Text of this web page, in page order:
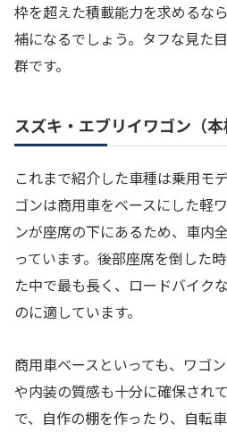
枠を超えた積載能力を求めるな
補になるでしょう。タフな見た
群です。
スズキ・エブリイワゴン（本
これまで紹介した車種は乗用モ
ゴンは商用車をベースにした軽
ンが座席の下にあるため、車内
っています。後部座席を倒した
た中で最も長く、ロードバイク
のに適しています。
商用車ベースといっても、ワゴ
や内装の質感も十分に確保され
で、自作の棚を作ったり、自転